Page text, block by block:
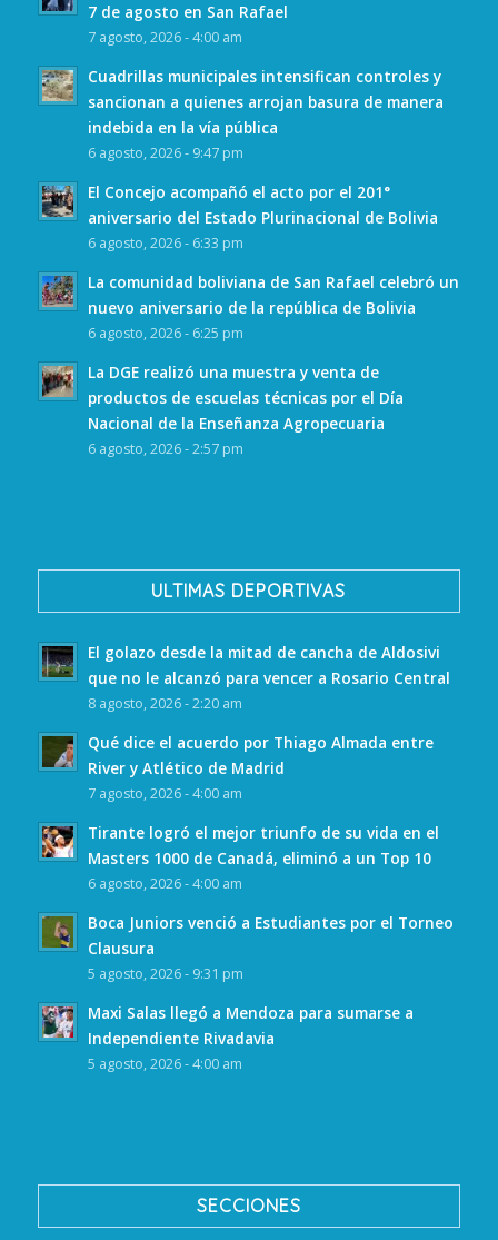
7 de agosto en San Rafael
7 agosto, 2026 - 4:00 am
Cuadrillas municipales intensifican controles y
sancionan a quienes arrojan basura de manera
indebida en la vía pública
6 agosto, 2026 - 9:47 pm
El Concejo acompañó el acto por el 201°
aniversario del Estado Plurinacional de Bolivia
6 agosto, 2026 - 6:33 pm
La comunidad boliviana de San Rafael celebró un
nuevo aniversario de la república de Bolivia
6 agosto, 2026 - 6:25 pm
La DGE realizó una muestra y venta de
productos de escuelas técnicas por el Día
Nacional de la Enseñanza Agropecuaria
6 agosto, 2026 - 2:57 pm
ULTIMAS DEPORTIVAS
El golazo desde la mitad de cancha de Aldosivi
que no le alcanzó para vencer a Rosario Central
8 agosto, 2026 - 2:20 am
Qué dice el acuerdo por Thiago Almada entre
River y Atlético de Madrid
7 agosto, 2026 - 4:00 am
Tirante logró el mejor triunfo de su vida en el
Masters 1000 de Canadá, eliminó a un Top 10
6 agosto, 2026 - 4:00 am
Boca Juniors venció a Estudiantes por el Torneo
Clausura
5 agosto, 2026 - 9:31 pm
Maxi Salas llegó a Mendoza para sumarse a
Independiente Rivadavia
5 agosto, 2026 - 4:00 am
SECCIONES